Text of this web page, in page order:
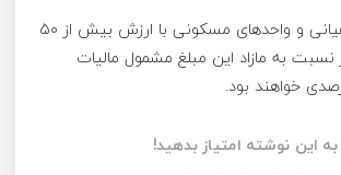
زمین‌های فاقد اعیانی و واحدهای مسکونی با ارزش بیش از ۵۰
نسبت به مازاد این مبلغ مشمول مالیات
خواهند بود.
به این نوشته امتیاز بدهید!